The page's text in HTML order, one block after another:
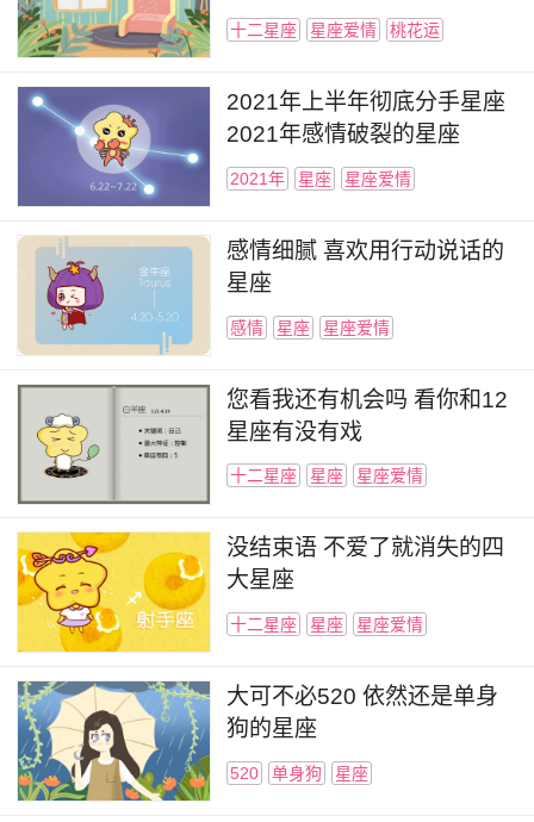
十二星座 星座爱情 桃花运
2021年上半年彻底分手星座
2021年感情破裂的星座
2021年 星座 星座爱情
感情细腻 喜欢用行动说话的
星座
感情 星座 星座爱情
您看我还有机会吗 看你和12
星座有没有戏
十二星座 星座 星座爱情
没结束语 不爱了就消失的四
大星座
十二星座 星座 星座爱情
大可不必520 依然还是单身
狗的星座
520 单身狗 星座